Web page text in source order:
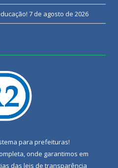
7 de agosto de 2026
para prefeituras!
onde garantimos em
das leis de transparência